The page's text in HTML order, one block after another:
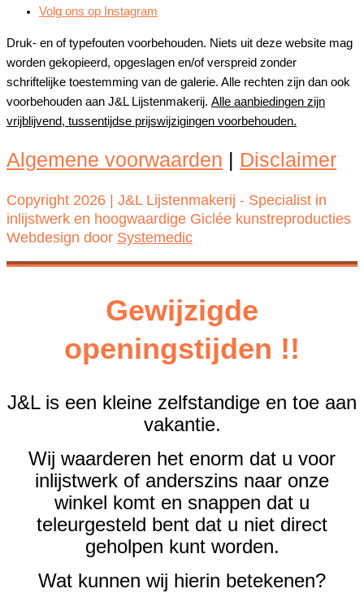
Volg ons op Instagram
Druk- en of typefouten voorbehouden. Niets uit deze website mag
worden gekopieerd, opgeslagen en/of verspreid zonder
schriftelijke toestemming van de galerie. Alle rechten zijn dan ook
voorbehouden aan J&L Lijstenmakerij. Alle aanbiedingen zijn
vrijblijvend, tussentijdse prijswijzigingen voorbehouden.
Algemene voorwaarden Disclaimer
Copyright 2026 | J&L Lijstenmakerij - Specialist in
inlijstwerk en hoogwaardige Giclée kunstreproducties
Webdesign door Systemedic
Gewijzigde
openingstijden !!
J&L is een kleine zelfstandige en toe aan
vakantie.
Wij waarderen het enorm dat u voor
inlijstwerk of anderszins naar onze
winkel komt en snappen dat u
teleurgesteld bent dat u niet direct
geholpen kunt worden.
Wat kunnen wij hierin betekenen?